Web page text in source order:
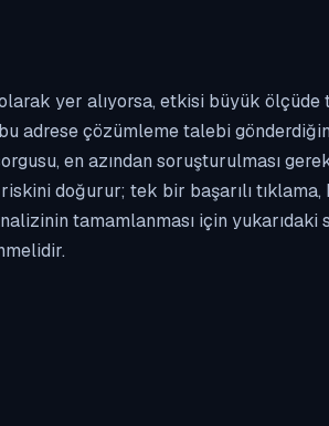
yer alıyorsa, etkisi büyük ölçüde
adrese çözümleme talebi
en azından soruşturulması
doğurur; tek bir başarılı
tamamlanması için